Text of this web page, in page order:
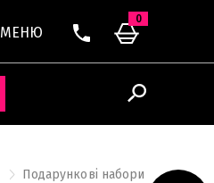
МЕНЮ
0
Подарункові набори